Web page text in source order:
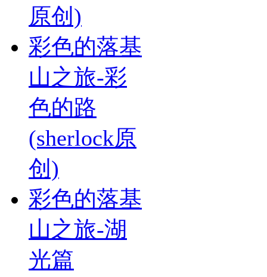
原创)
彩色的落基
山之旅-彩
色的路
(sherlock原
创)
彩色的落基
山之旅-湖
光篇